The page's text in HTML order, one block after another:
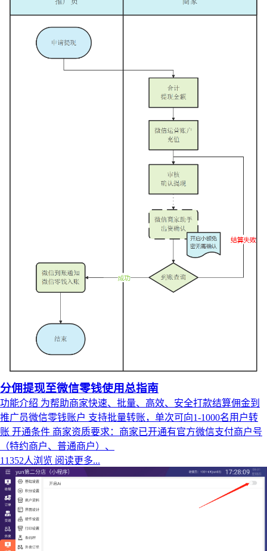
分佣提现至微信零钱使用总指南
功能介绍 为帮助商家快速、批量、高效、安全打款结算佣金到
推广员微信零钱账户 支持批量转账，单次可向1-1000名用户转
账 开通条件 商家资质要求：商家已开通有官方微信支付商户号
（特约商户、普通商户）、
11352人浏览 阅读更多...